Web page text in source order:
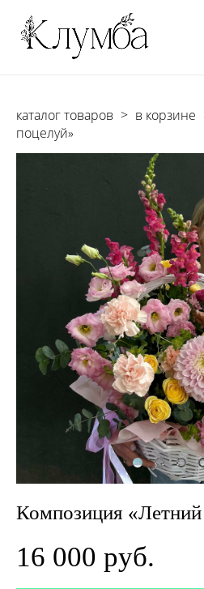
каталог товаров > в корзине
поцелуй»
Композиция
16 000 pуб.